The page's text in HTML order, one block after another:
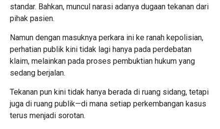
standar. Bahkan, muncul narasi adanya dugaan tekanan dari
pihak pasien.
Namun dengan masuknya perkara ini ke ranah kepolisian,
perhatian publik kini tidak lagi hanya pada perdebatan
klaim, melainkan pada proses pembuktian hukum yang
sedang berjalan.
Tekanan pun kini tidak hanya berada di ruang sidang, tetapi
juga di ruang publik—di mana setiap perkembangan kasus
terus menjadi sorotan.